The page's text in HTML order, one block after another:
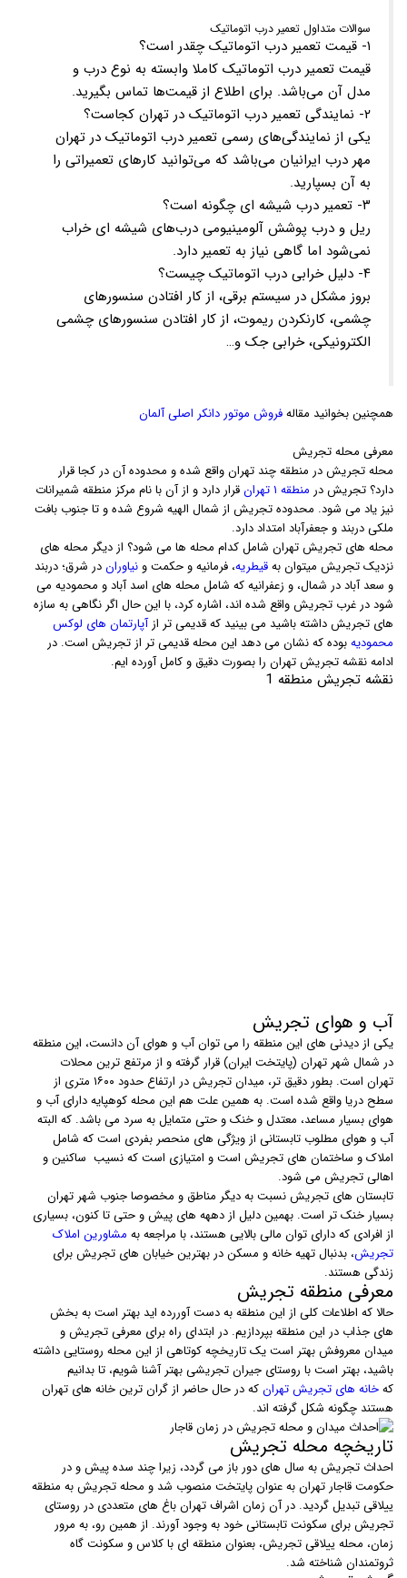
سوالات متداول تعمیر درب اتوماتیک
۱- قیمت تعمیر درب اتوماتیک چقدر است؟
قیمت تعمیر درب اتوماتیک کاملا وابسته به نوع درب و
مدل آن می‌باشد. برای اطلاع از قیمت‌ها تماس بگیرید.
۲- نمایندگی تعمیر درب اتوماتیک در تهران کجاست؟
یکی از نمایندگی‌های رسمی تعمیر درب اتوماتیک در تهران
مهر درب ایرانیان می‌باشد که می‌توانید کارهای تعمیراتی را
به آن بسپارید.
۳- تعمیر درب شیشه ای چگونه است؟
ریل و درب پوشش آلومینیومی درب‌های شیشه ای خراب
نمی‌شود اما گاهی نیاز به تعمیر دارد.
۴- دلیل خرابی درب اتوماتیک چیست؟
بروز مشکل در سیستم برقی، از کار افتادن سنسورهای
چشمی، کارنکردن ریموت، از کار افتادن سنسورهای چشمی
الکترونیکی، خرابی جک و…
همچنین بخوانید مقالهفروش موتور دانکر اصلی آلمان
معرفی محله تجریش
محله تجریش در منطقه چند تهران واقع شده و محدوده آن در کجا قرار
دارد؟ تجریش در منطقه ۱ تهران
قرار دارد و از آن با نام مرکز منطقه شمیرانات
نیز یاد می شود. محدوده تجریش از شمال الهیه شروع شده و تا جنوب بافت
ملکی دربند و جعفرآباد امتداد دارد.
محله های تجریش تهران شامل کدام محله ها می شود؟ از دیگر محله های
نزدیک تجریش میتوان بهقیطریه، فرمانیه و حکمت و نیاوراندر شرق؛ دربند
و سعد آباد در شمال، و زعفرانیه که شامل محله های اسد آباد و محمودیه می
شود در غرب تجریش واقع شده اند، اشاره کرد، با این حال اگر نگاهی به سازه
های تجریش داشته باشید می بینید که قدیمی تر ازآپارتمان های لوکس
محمودیهبوده که نشان می دهد این محله قدیمی تر از تجریش است. در
ادامه نقشه تجریش تهران را بصورت دقیق و کامل آورده ایم.
نقشه تجریش منطقه 1
آب و هوای تجریش
یکی از دیدنی های این منطقه را می توان آب و هوای آن دانست، این منطقه
در شمال شهر تهران (پایتخت ایران) قرار گرفته و از مرتفع ترین محلات
تهران است. بطور دقیق تر، میدان تجریش در ارتفاع حدود ۱۶۰۰ متری از
سطح دریا واقع شده است. به همین علت هم این محله کوهپایه دارای آب و
هوای بسیار مساعد، معتدل و خنک و حتی متمایل به سرد می باشد. که البته
آب و هوای مطلوب تابستانی از ویژگی های منحصر بفردی است که شامل
املاک و ساختمان های تجریش است و امتیازی است که نسیب ساکنین و
اهالی تجریش می شود.
تابستان های تجریش نسبت به دیگر مناطق و مخصوصا جنوب شهر تهران
بسیار خنک تر است. بهمین دلیل از دههه های پیش و حتی تا کنون، بسیاری
از افرادی که دارای توان مالی بالایی هستند، با مراجعه به مشاورین املاک
تجریش، بدنبال تهیه خانه و مسکن در بهترین خیابان های تجریش برای
زندگی هستند.
معرفی منطقه تجریش
حالا که اطلاعات کلی از این منطقه به دست آوررده اید بهتر است به بخش
های جذاب در این منطقه بپردازیم. در ابتدای راه برای معرفی تجریش و
میدان معروفش بهتر است یک تاریخچه کوتاهی از این محله روستایی داشته
باشید، بهتر است با روستای جیران تجریشی بهتر آشنا شویم، تا بدانیم
کهخانه های تجریش تهرانکه در حال حاضر از گران ترین خانه های تهران
هستند چگونه شکل گرفته اند.
تاریخچه محله تجریش
احداث تجریش به سال های دور باز می گردد، زیرا چند سده پیش و در
حکومت قاجار تهران به عنوان پایتخت منصوب شد و محله تجریش به منطقه
ییلاقی تبدیل گردید. در آن زمان اشراف تهران باغ های متعددی در روستای
تجریش برای سکونت تابستانی خود به وجود آورند. از همین رو، به مرور
زمان، محله ییلاقی تجریش، بعنوان منطقه ای با کلاس و سکونت گاه
ثروتمندان شناخته شد.